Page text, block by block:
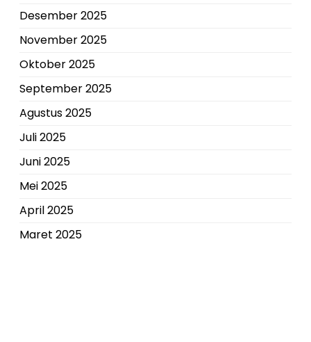
Desember 2025
November 2025
Oktober 2025
September 2025
Agustus 2025
Juli 2025
Juni 2025
Mei 2025
April 2025
Maret 2025